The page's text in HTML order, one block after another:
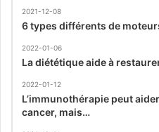
2021-12-08
6 types différents de
2022-01-06
La diététique aide à
2022-01-12
L’immunothérapie peut
cancer, mais…